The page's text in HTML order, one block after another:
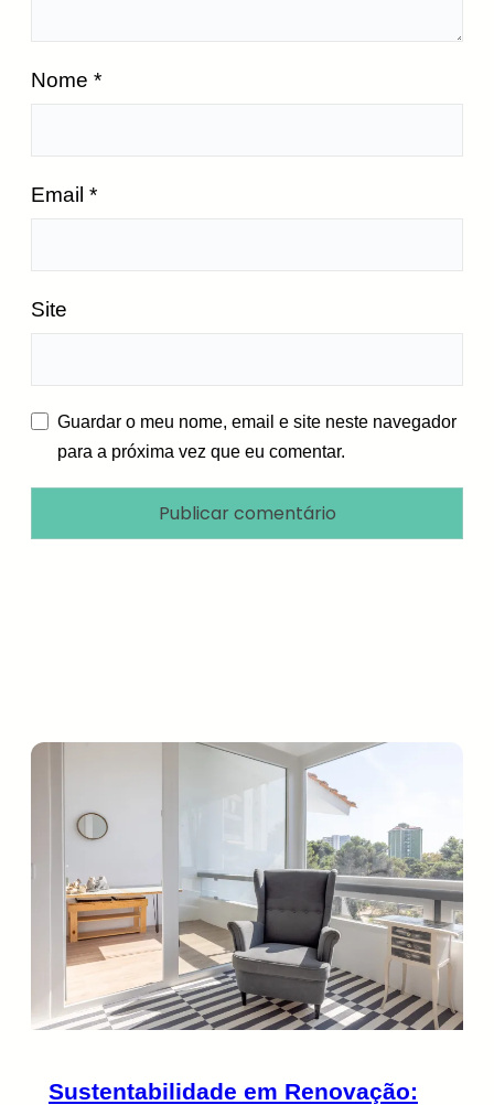
Nome *
Email *
Site
Guardar o meu nome, email e site neste navegador
para a próxima vez que eu comentar.
Sustentabilidade em Renovação: